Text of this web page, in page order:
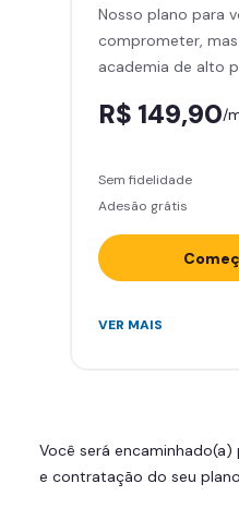
Skeelo App
Área de
Smart Fit App
Nosso plano para
comprometer,
academia de alto
R$ 149,90/
Sem fidelidade
Adesão grátis
Acesso
Skeelo App
Área de
VER MAIS
Você será
e contratação do seu